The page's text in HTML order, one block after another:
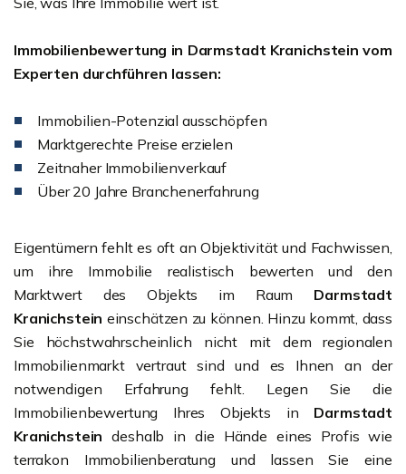
Immobilienbewertung in Darmstadt Kranichstein vom
Experten durchführen lassen:
Immobilien-Potenzial ausschöpfen
Marktgerechte Preise erzielen
Zeitnaher Immobilienverkauf
Über 20 Jahre Branchenerfahrung
Eigentümern fehlt es oft an Objektivität und Fachwissen,
um ihre Immobilie realistisch bewerten und den
Marktwert des Objekts im Raum Darmstadt
Kranichstein einschätzen zu können. Hinzu kommt, dass
Sie höchstwahrscheinlich nicht mit dem regionalen
Immobilienmarkt vertraut sind und es Ihnen an der
notwendigen Erfahrung fehlt. Legen Sie die
Immobilienbewertung Ihres Objekts in Darmstadt
Kranichstein deshalb in die Hände eines Profis wie
terrakon Immobilienberatung und lassen Sie eine